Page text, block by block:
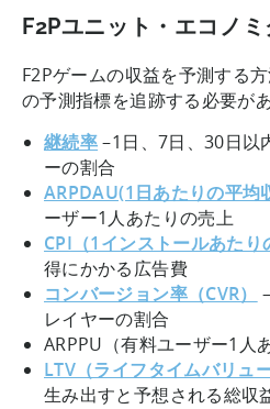
F2Pユニット・エコノ
F2Pゲームの収益を予測する
の予測指標を追跡する必要があ
継続率–1日、7日、30日以
ーの割合
ARPDAU(1日あたりの平均
ーザー1人あたりの売上
CPI（1インストールあたり
得にかかる広告費
コンバージョン率（CVR）
レイヤーの割合
ARPPU（有料ユーザー1人
LTV（ライフタイムバリュー
生み出すと予想される総収